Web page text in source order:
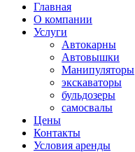
Главная
О компании
Услуги
Автокарны
Автовышки
Манипуляторы
экскаваторы
бульдозеры
самосвалы
Цены
Контакты
Условия аренды